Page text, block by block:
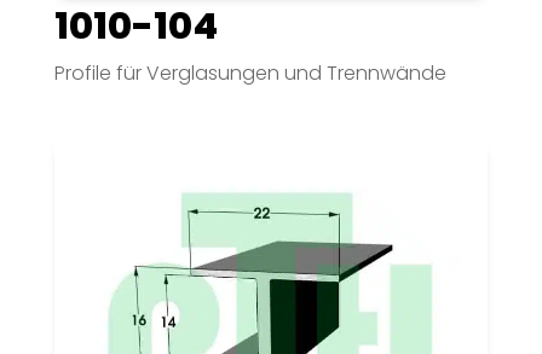
1010-104
Profile für Verglasungen und Trennwände